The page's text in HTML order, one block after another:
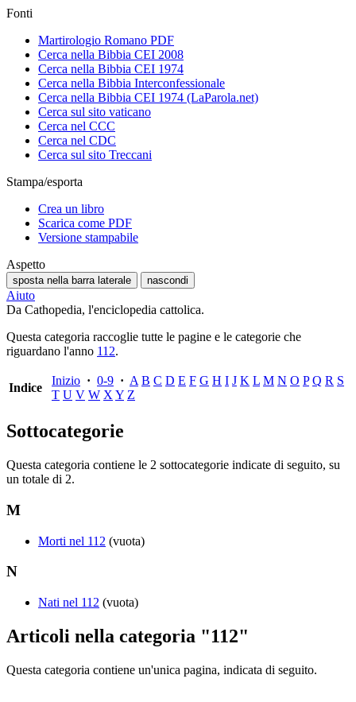
Fonti
Martirologio Romano PDF
Cerca nella Bibbia CEI 2008
Cerca nella Bibbia CEI 1974
Cerca nella Bibbia Interconfessionale
Cerca nella Bibbia CEI 1974 (LaParola.net)
Cerca sul sito vaticano
Cerca nel CCC
Cerca nel CDC
Cerca sul sito Treccani
Stampa/esporta
Crea un libro
Scarica come PDF
Versione stampabile
Aspetto
sposta nella barra laterale nascondi
Aiuto
Da Cathopedia, l'enciclopedia cattolica.
Questa categoria raccoglie tutte le pagine e le categorie che
riguardano l'anno 112.
Indice
Inizio · 0-9 · A B C D E F G H I J K L M N O P Q R S
T U V W XY Z
Sottocategorie
Questa categoria contiene le 2 sottocategorie indicate di seguito, su
un totale di 2.
M
Morti nel 112 (vuota)
N
Nati nel 112 (vuota)
Articoli nella categoria "112"
Questa categoria contiene un'unica pagina, indicata di seguito.